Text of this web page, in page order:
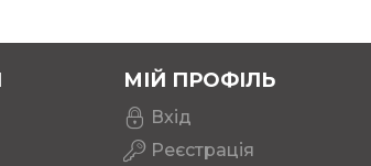
МІЙ ПРОФІЛЬ
Вхід
Реєстрація